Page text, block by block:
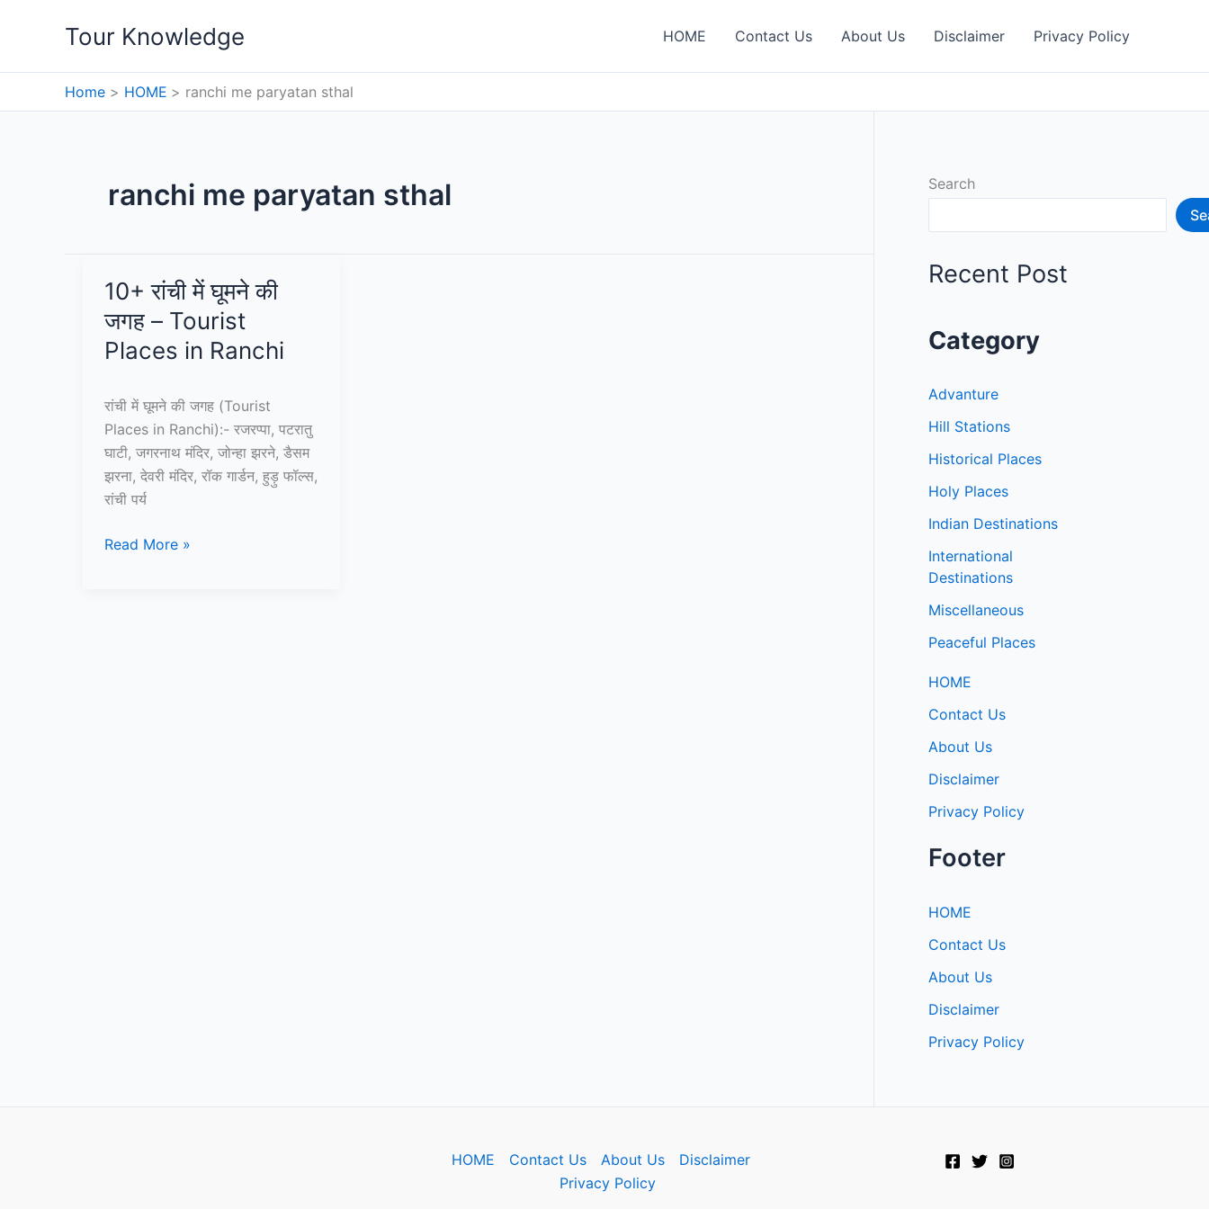
Tour Knowledge HOME Contact Us About Us Disclaimer Privacy Policy
Home HOME ranchi me paryatan sthal
ranchi me paryatan sthal
10+ रांची में घूमने की
जगह – Tourist
Places in Ranchi
रांची में घूमने की जगह (Tourist
Places in Ranchi):- रजरप्पा, पटरातु
घाटी, जगरनाथ मंदिर, जोन्हा झरने, डैसम
झरना, देवरी मंदिर, रॉक गार्डन, हुड़ु फॉल्स,
रांची पर्य
10+
Read More »
Search
Recent Post
Category
Advanture
Hill Stations
Historical Places
Holy Places
Indian Destinations
International
Destinations
Miscellaneous
Peaceful Places
HOME
Contact Us
About Us
Disclaimer
Privacy Policy
Footer
HOME
Contact Us
About Us
Disclaimer
Privacy Policy
HOME Contact Us About Us
Disclaimer
Privacy Policy